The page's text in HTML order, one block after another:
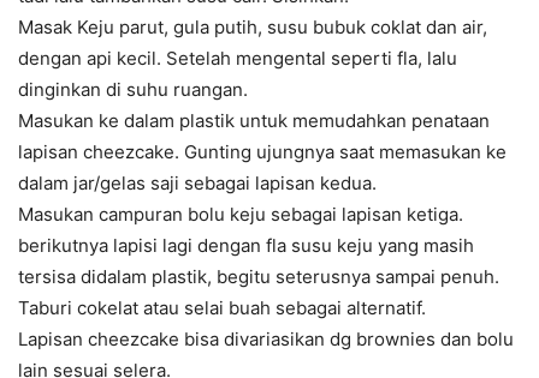
Masak Keju parut, gula putih, susu bubuk coklat dan air,
dengan api kecil. Setelah mengental seperti fla, lalu
dinginkan di suhu ruangan.
Masukan ke dalam plastik untuk memudahkan penataan
lapisan cheezcake. Gunting ujungnya saat memasukan ke
dalam jar/gelas saji sebagai lapisan kedua.
Masukan campuran bolu keju sebagai lapisan ketiga.
berikutnya lapisi lagi dengan fla susu keju yang masih
tersisa didalam plastik, begitu seterusnya sampai penuh.
Taburi cokelat atau selai buah sebagai alternatif.
Lapisan cheezcake bisa divariasikan dg brownies dan bolu
lain sesuai selera.